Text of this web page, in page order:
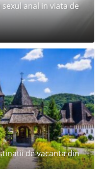
anal in viata de
de vacanta din